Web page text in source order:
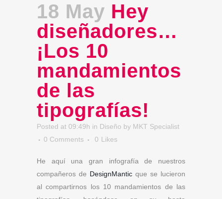
18 May Hey
diseñadores…
¡Los 10
mandamientos
de las
tipografías!
Posted at 09:49h in Diseño by MKT Specialist
0 Comments
0 Likes
He aquí una gran infografía de nuestros
compañeros de DesignMantic que se lucieron
al compartirnos los 10 mandamientos de las